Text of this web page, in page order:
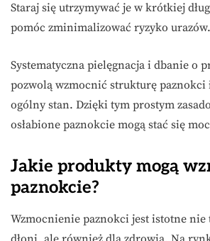
Staraj się utrzymywać je w krótkiej
pomóc zminimalizować ryzyko urazów.
Systematyczna pielęgnacja i dbanie o
pozwolą wzmocnić strukturę
ogólny stan. Dzięki tym prostym
osłabione paznokcie mogą stać się
Jakie produkty mogą
paznokcie?
Wzmocnienie paznokci jest istotne